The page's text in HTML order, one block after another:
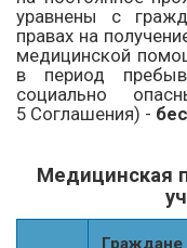
уравнены с
правах на
медицинской
в период
социально
5 Соглашения) -
Медицинская